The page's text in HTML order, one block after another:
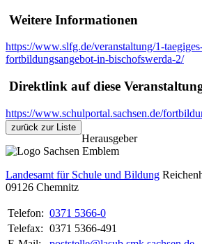
Weitere Informationen
https://www.slfg.de/veranstaltung/1-
fortbildungsangebot-in-bischofswerda-2/
Direktlink auf diese
https://www.schulportal.sachsen.de/
zurück zur Liste
Herausgeber
Landesamt für Schule und Bildung
09126 Chemnitz
Telefon: 0371 5366-0
Telefax: 0371 5366-491